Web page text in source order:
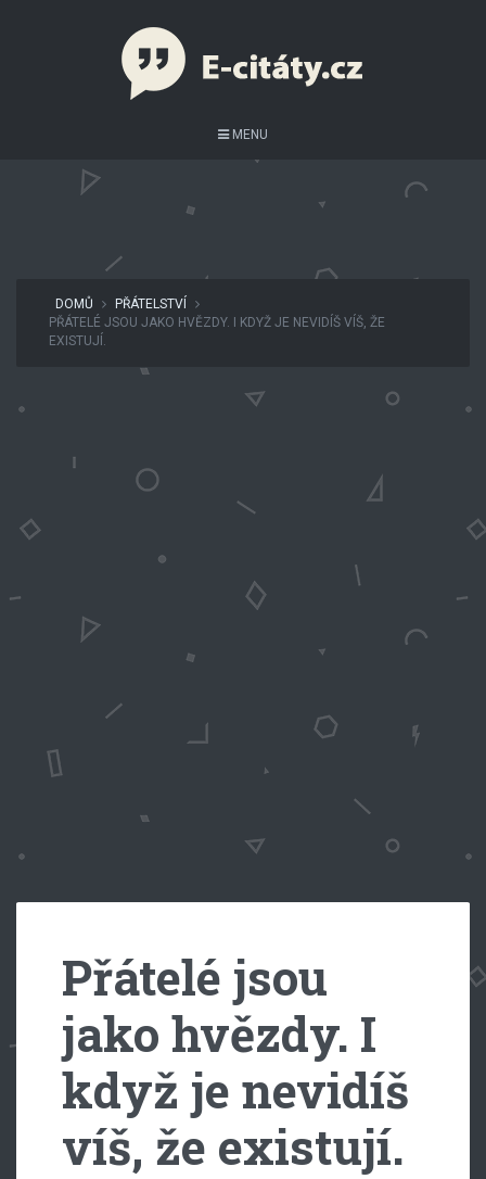
MENU
DOMŮ
PŘÁTELSTVÍ
PŘÁTELÉ JSOU JAKO HVĚZDY. I KDYŽ JE NEVIDÍŠ VÍŠ, ŽE
EXISTUJÍ.
Přátelé jsou
jako hvězdy. I
když je nevidíš
víš, že existují.